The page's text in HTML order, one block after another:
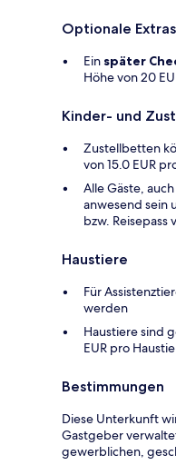
Optionale Extras
Ein später
Höhe von 20
Kinder- und
Zustellbetten
von 15.0 EUR
Alle Gäste,
anwesend sein
bzw. Reisepass
Haustiere
Für
werden
Haustiere sind
EUR pro
Bestimmungen
Diese Unterkunft
Gastgeber
gewerblichen,